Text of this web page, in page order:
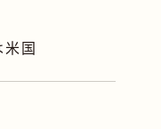
米国